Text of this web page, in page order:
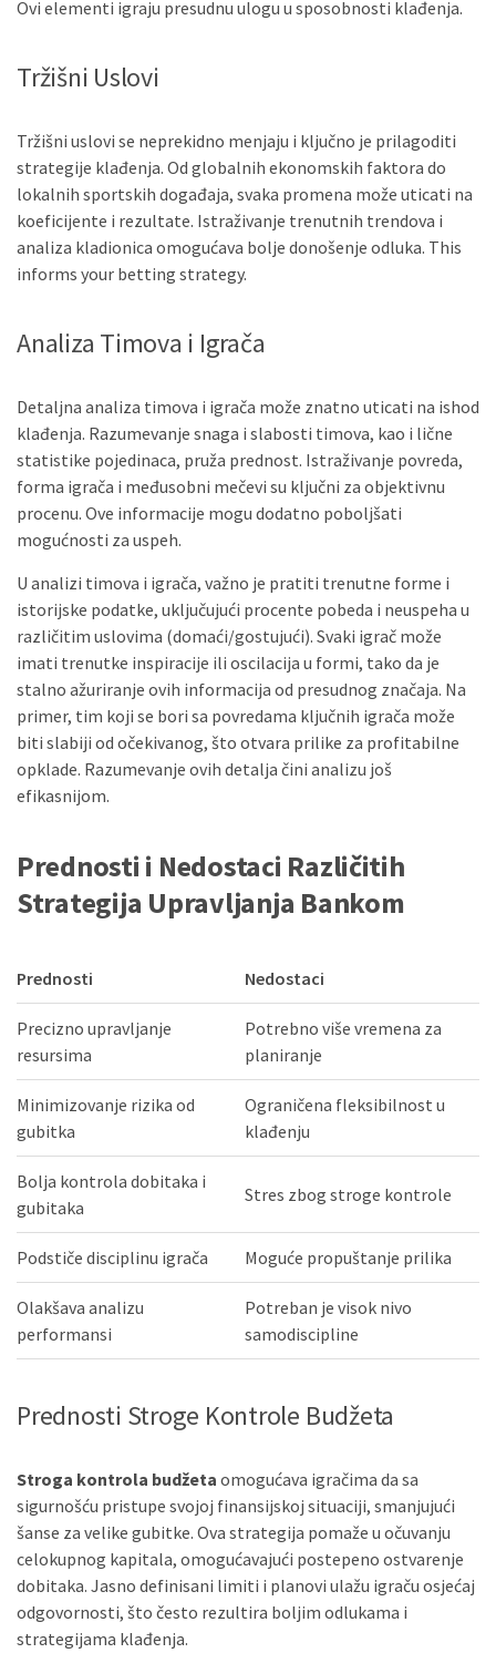
Ovi elementi igraju presudnu ulogu u sposobnosti klađenja.
Tržišni Uslovi
Tržišni uslovi se neprekidno menjaju i ključno je prilagoditi
strategije klađenja. Od globalnih ekonomskih faktora do
lokalnih sportskih događaja, svaka promena može uticati na
koeficijente i rezultate. Istraživanje trenutnih trendova i
analiza kladionica omogućava bolje donošenje odluka. This
informs your betting strategy.
Analiza Timova i Igrača
Detaljna analiza timova i igrača može znatno uticati na ishod
klađenja. Razumevanje snaga i slabosti timova, kao i lične
statistike pojedinaca, pruža prednost. Istraživanje povreda,
forma igrača i međusobni mečevi su ključni za objektivnu
procenu. Ove informacije mogu dodatno poboljšati
mogućnosti za uspeh.
U analizi timova i igrača, važno je pratiti trenutne forme i
istorijske podatke, uključujući procente pobeda i neuspeha u
različitim uslovima (domaći/gostujući). Svaki igrač može
imati trenutke inspiracije ili oscilacija u formi, tako da je
stalno ažuriranje ovih informacija od presudnog značaja. Na
primer, tim koji se bori sa povredama ključnih igrača može
biti slabiji od očekivanog, što otvara prilike za profitabilne
opklade. Razumevanje ovih detalja čini analizu još
efikasnijom.
Prednosti i Nedostaci Različitih
Strategija Upravljanja Bankom
Prednosti Nedostaci
Precizno upravljanje
resursima
Potrebno više vremena za
planiranje
Minimizovanje rizika od
gubitka
Ograničena fleksibilnost u
klađenju
Bolja kontrola dobitaka i
gubitaka
Stres zbog stroge kontrole
Podstiče disciplinu igrača Moguće propuštanje prilika
Olakšava analizu
performansi
Potreban je visok nivo
samodiscipline
Prednosti Stroge Kontrole Budžeta
Stroga kontrola budžeta omogućava igračima da sa
sigurnošću pristupe svojoj finansijskoj situaciji, smanjujući
šanse za velike gubitke. Ova strategija pomaže u očuvanju
celokupnog kapitala, omogućavajući postepeno ostvarenje
dobitaka. Jasno definisani limiti i planovi ulažu igraču osjećaj
odgovornosti, što često rezultira boljim odlukama i
strategijama klađenja.